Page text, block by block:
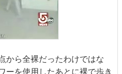
から全裸だったわけではな
ーを使用したあとに裸で歩き